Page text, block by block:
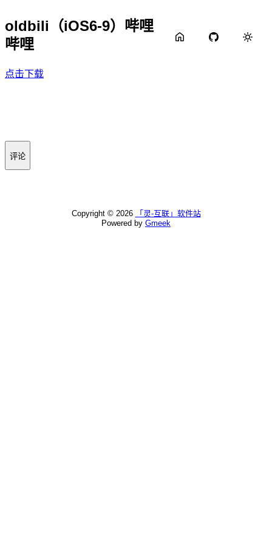
oldbili（iOS6-9）哔哩
哔哩
点击下载
评论
Copyright © 2026
「灵-互联」软件站
Powered by Gmeek